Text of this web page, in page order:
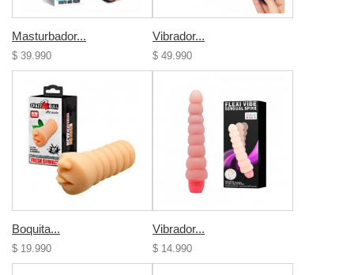
Masturbador...
$ 39.990
Vibrador...
$ 49.990
Boquita...
$ 19.990
Vibrador...
$ 14.990